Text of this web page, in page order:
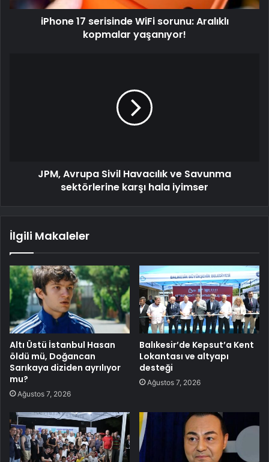
iPhone 17 serisinde WiFi sorunu: Aralıklı
kopmalar yaşanıyor!
JPM, Avrupa Sivil Havacılık ve Savunma
sektörlerine karşı hala iyimser
İlgili Makaleler
Altı Üstü İstanbul Hasan
öldü mü, Doğancan
Sarıkaya diziden ayrılıyor
mu?
Ağustos 7, 2026
Balıkesir’de Kepsut’a Kent
Lokantası ve altyapı
desteği
Ağustos 7, 2026